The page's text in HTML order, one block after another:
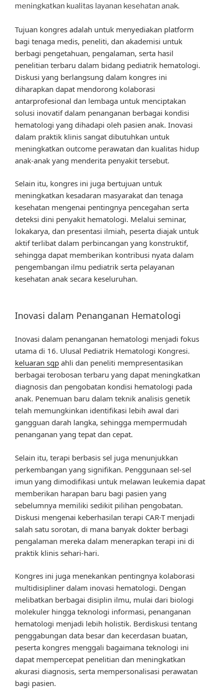
meningkatkan kualitas layanan kesehatan anak.
Tujuan kongres adalah untuk menyediakan platform
bagi tenaga medis, peneliti, dan akademisi untuk
berbagi pengetahuan, pengalaman, serta hasil
penelitian terbaru dalam bidang pediatrik hematologi.
Diskusi yang berlangsung dalam kongres ini
diharapkan dapat mendorong kolaborasi
antarprofesional dan lembaga untuk menciptakan
solusi inovatif dalam penanganan berbagai kondisi
hematologi yang dihadapi oleh pasien anak. Inovasi
dalam praktik klinis sangat dibutuhkan untuk
meningkatkan outcome perawatan dan kualitas hidup
anak-anak yang menderita penyakit tersebut.
Selain itu, kongres ini juga bertujuan untuk
meningkatkan kesadaran masyarakat dan tenaga
kesehatan mengenai pentingnya pencegahan serta
deteksi dini penyakit hematologi. Melalui seminar,
lokakarya, dan presentasi ilmiah, peserta diajak untuk
aktif terlibat dalam perbincangan yang konstruktif,
sehingga dapat memberikan kontribusi nyata dalam
pengembangan ilmu pediatrik serta pelayanan
kesehatan anak secara keseluruhan.
Inovasi dalam Penanganan Hematologi
Inovasi dalam penanganan hematologi menjadi fokus
utama di 16. Ulusal Pediatrik Hematologi Kongresi.
keluaran sgp ahli dan peneliti mempresentasikan
berbagai terobosan terbaru yang dapat meningkatkan
diagnosis dan pengobatan kondisi hematologi pada
anak. Penemuan baru dalam teknik analisis genetik
telah memungkinkan identifikasi lebih awal dari
gangguan darah langka, sehingga mempermudah
penanganan yang tepat dan cepat.
Selain itu, terapi berbasis sel juga menunjukkan
perkembangan yang signifikan. Penggunaan sel-sel
imun yang dimodifikasi untuk melawan leukemia dapat
memberikan harapan baru bagi pasien yang
sebelumnya memiliki sedikit pilihan pengobatan.
Diskusi mengenai keberhasilan terapi CAR-T menjadi
salah satu sorotan, di mana banyak dokter berbagi
pengalaman mereka dalam menerapkan terapi ini di
praktik klinis sehari-hari.
Kongres ini juga menekankan pentingnya kolaborasi
multidisipliner dalam inovasi hematologi. Dengan
melibatkan berbagai disiplin ilmu, mulai dari biologi
molekuler hingga teknologi informasi, penanganan
hematologi menjadi lebih holistik. Berdiskusi tentang
penggabungan data besar dan kecerdasan buatan,
peserta kongres menggali bagaimana teknologi ini
dapat mempercepat penelitian dan meningkatkan
akurasi diagnosis, serta mempersonalisasi perawatan
bagi pasien.